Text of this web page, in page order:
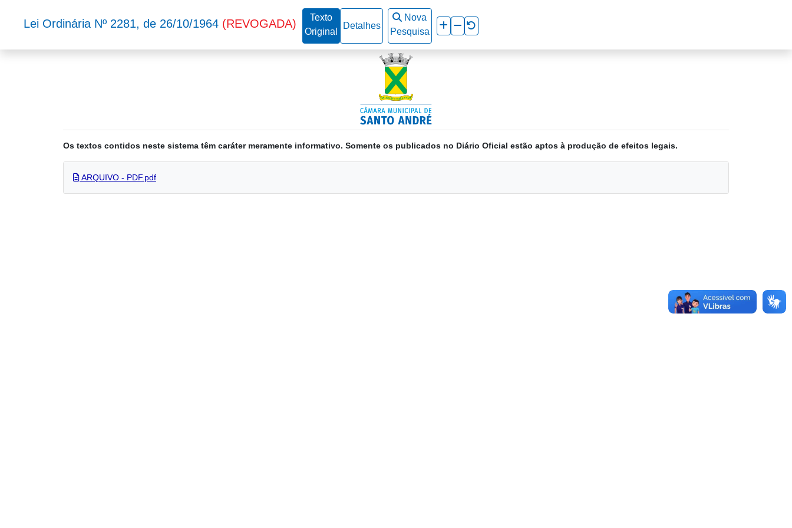
Os textos contidos neste sistema têm caráter meramente informativo. Somente os publicados no Diário Oficial estão aptos à produção de efeitos legais.
Lei Ordinária Nº 2281, de 26/10/1964 (REVOGADA)
Texto
Original
Detalhes
Nova
Pesquisa
ARQUIVO - PDF.pdf